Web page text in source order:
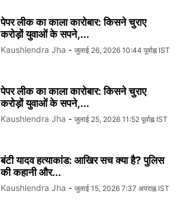
पेपर लीक का काला कारोबार: किसने चुराए
करोड़ों युवाओं के सपने,...
Kaushlendra Jha - जुलाई 26, 2026 10:44 पूर्वाह्न IST
पेपर लीक का काला कारोबार: किसने चुराए
करोड़ों युवाओं के सपने,...
Kaushlendra Jha - जुलाई 25, 2026 11:52 पूर्वाह्न IST
बंटी यादव हत्याकांड: आखिर सच क्या है? पुलिस
की कहानी और...
Kaushlendra Jha - जुलाई 15, 2026 7:37 अपराह्न IST